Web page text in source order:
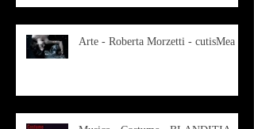
Arte - Roberta Morzetti - cutisMea